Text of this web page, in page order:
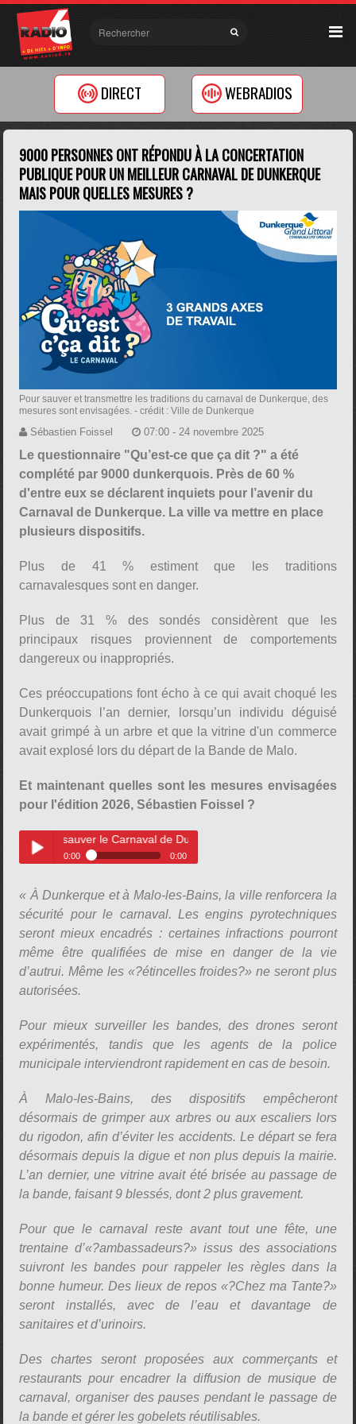
DIRECT WEBRADIOS
9000 PERSONNES ONT RÉPONDU À LA CONCERTATION
PUBLIQUE POUR UN MEILLEUR CARNAVAL DE DUNKERQUE
MAIS POUR QUELLES MESURES ?
Pour sauver et transmettre les traditions du carnaval de Dunkerque, des
mesures sont envisagées. - crédit : Ville de Dunkerque
Sébastien Foissel 07:00 - 24 novembre 2025
Le questionnaire "Qu’est-ce que ça dit ?" a été
complété par 9000 dunkerquois. Près de 60 %
d'entre eux se déclarent inquiets pour l’avenir du
Carnaval de Dunkerque. La ville va mettre en place
plusieurs dispositifs.
Plus de 41 % estiment que les traditions
carnavalesques sont en danger.
Plus de 31 % des sondés considèrent que les
principaux risques proviennent de comportements
dangereux ou inappropriés.
Ces préoccupations font écho à ce qui avait choqué les
Dunkerquois l’an dernier, lorsqu’un individu déguisé
avait grimpé à un arbre et que la vitrine d'un commerce
avait explosé lors du départ de la Bande de Malo.
Et maintenant quelles sont les mesures envisagées
pour l'édition 2026, Sébastien Foissel ?
Play /
sauver le Carnaval de Dunkerque.
0:00 0:00
sauver le Carnaval de
Dunkerque.
« À Dunkerque et à Malo-les-Bains, la ville renforcera la
sécurité pour le carnaval. Les engins pyrotechniques
seront mieux encadrés : certaines infractions pourront
même être qualifiées de mise en danger de la vie
d’autrui. Même les «?étincelles froides?» ne seront plus
autorisées.
Pour mieux surveiller les bandes, des drones seront
expérimentés, tandis que les agents de la police
municipale interviendront rapidement en cas de besoin.
À Malo-les-Bains, des dispositifs empêcheront
désormais de grimper aux arbres ou aux escaliers lors
du rigodon, afin d’éviter les accidents. Le départ se fera
désormais depuis la digue et non plus depuis la mairie.
L’an dernier, une vitrine avait été brisée au passage de
la bande, faisant 9 blessés, dont 2 plus gravement.
Pour que le carnaval reste avant tout une fête, une
trentaine d’«?ambassadeurs?» issus des associations
suivront les bandes pour rappeler les règles dans la
bonne humeur. Des lieux de repos «?Chez ma Tante?»
seront installés, avec de l’eau et davantage de
sanitaires et d’urinoirs.
Des chartes seront proposées aux commerçants et
restaurants pour encadrer la diffusion de musique de
carnaval, organiser des pauses pendant le passage de
la bande et gérer les gobelets réutilisables.